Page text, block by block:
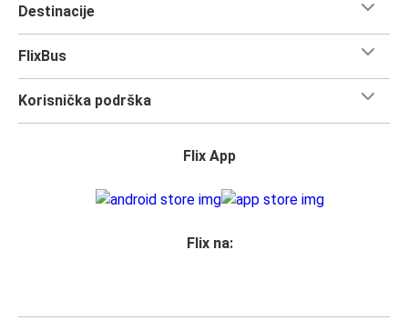
Destinacije
FlixBus
Korisnička podrška
Flix App
Flix na: